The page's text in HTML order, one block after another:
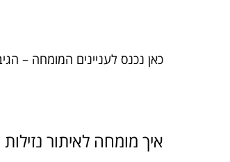
כאן נכנס לעניינים המומחה –
איך מומחה לאיתור